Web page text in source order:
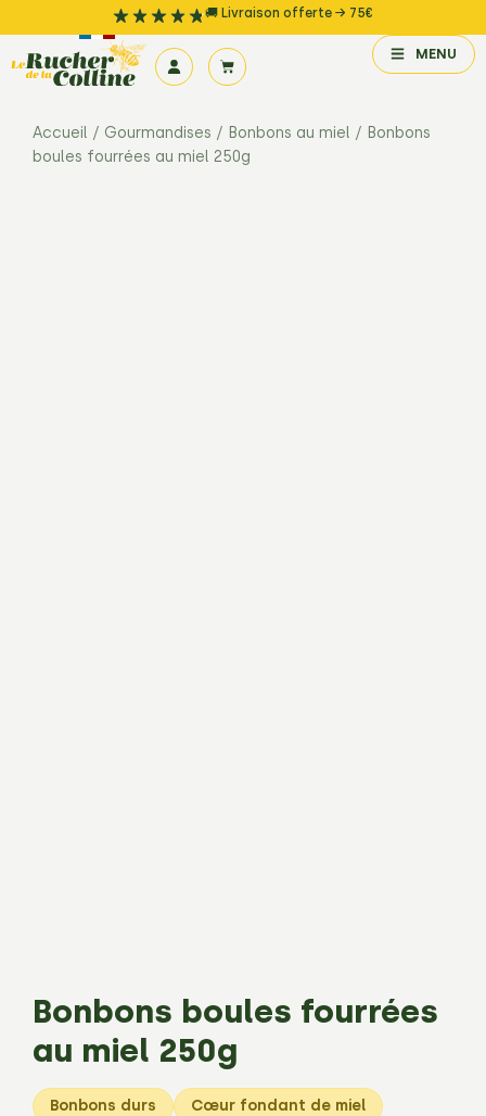
🚚 Livraison offerte → 75€
MENU
Accueil / Gourmandises / Bonbons au miel / Bonbons
boules fourrées au miel 250g
Bonbons boules fourrées
au miel 250g
Bonbons durs
Cœur fondant de miel